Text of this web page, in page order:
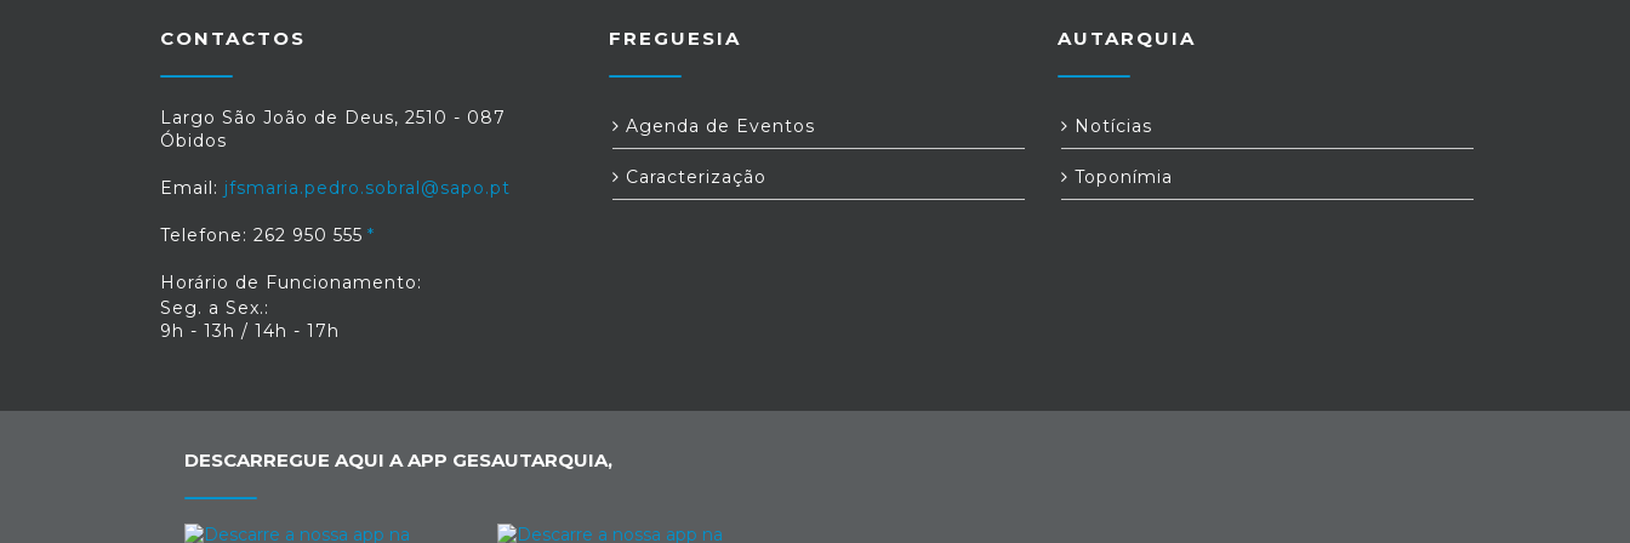
CONTACTOS
Largo São João de Deus, 2510 - 087
Óbidos
Email: jfsmaria.pedro.sobral@sapo.pt
Telefone: 262 950 555
Horário de Funcionamento:
Seg. a Sex.:
9h - 13h / 14h - 17h
FREGUESIA
Agenda de Eventos
Caracterização
AUTARQUIA
Notícias
Toponímia
DESCARREGUE AQUI A APP GESAUTARQUIA,